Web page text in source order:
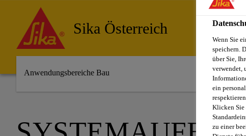
Sika Österreich
Anwendungsbereiche Bau
Wenn Sie
speichern.
über Sie,
verwendet,
ein
Klicken Sie
zu einer